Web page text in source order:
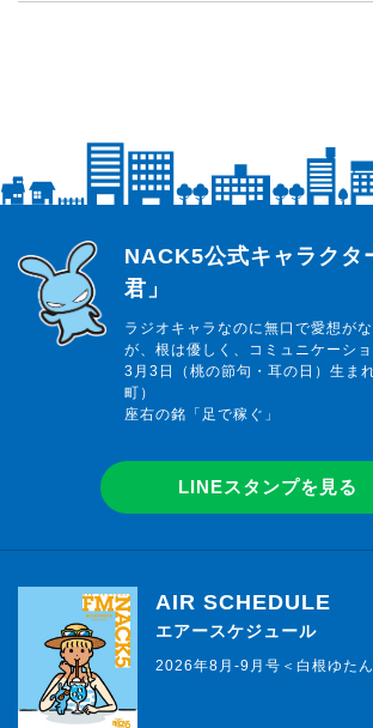
らじっと君
NACK5公式キャラクタ
君」
ラジオキャラなのに無口で愛想が
が、根は優しく、コミュニケーシ
3月3日（桃の節句・耳の日）生ま
町）
座右の銘「足で稼ぐ」
LINEスタンプを見る
AIR SCHEDULE
エアースケジュール
2026年8月-9月号＜白根ゆたん